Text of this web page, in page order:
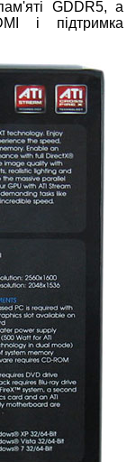
GDDR5, а
і підтримка